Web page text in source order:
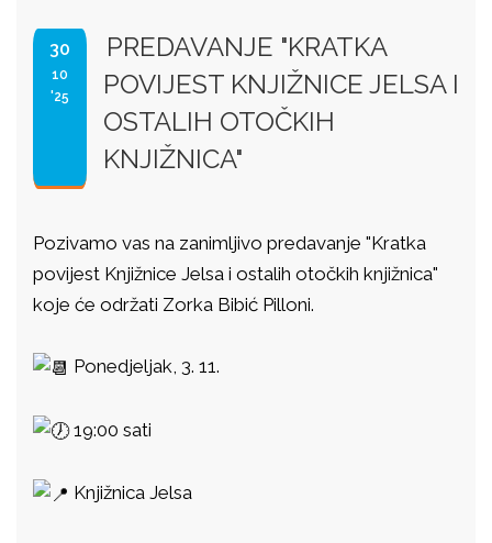
30
10
'25
PREDAVANJE "KRATKA
POVIJEST KNJIŽNICE JELSA I
OSTALIH OTOČKIH
KNJIŽNICA"
Pozivamo vas na zanimljivo predavanje "Kratka
povijest Knjižnice Jelsa i ostalih otočkih knjižnica"
koje će održati Zorka Bibić Pilloni.
Ponedjeljak, 3. 11.
19:00 sati
Knjižnica Jelsa